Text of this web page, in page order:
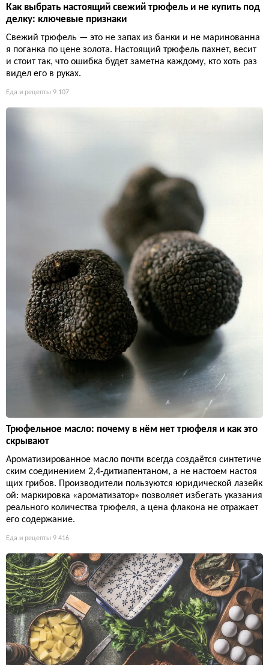
Как выбрать настоящий свежий трюфель и не купить под
делку: ключевые признаки
Свежий трюфель — это не запах из банки и не маринованна
я поганка по цене золота. Настоящий трюфель пахнет, весит
и стоит так, что ошибка будет заметна каждому, кто хоть раз
видел его в руках.
Еда и рецепты 9 107
Трюфельное масло: почему в нём нет трюфеля и как это
скрывают
Ароматизированное масло почти всегда создаётся синтетиче
ским соединением 2,4-дитиапентаном, а не настоем настоя
щих грибов. Производители пользуются юридической лазейк
ой: маркировка «ароматизатор» позволяет избегать указания
реального количества трюфеля, а цена флакона не отражает
его содержание.
Еда и рецепты 9 416